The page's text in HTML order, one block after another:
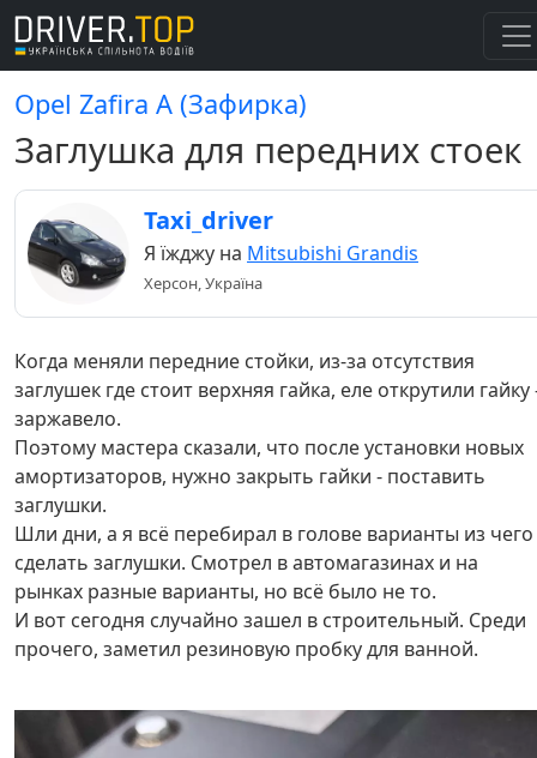
Opel Zafira A (Зафирка)
Заглушка для передних стоек
Taxi_driver
Я їжджу на Mitsubishi Grandis
Херсон, Україна
Когда меняли передние стойки, из-за отсутствия
заглушек где стоит верхняя гайка, еле открутили гайку
заржавело.
Поэтому мастера сказали, что после установки новых
амортизаторов, нужно закрыть гайки - поставить
заглушки.
Шли дни, а я всё перебирал в голове варианты из чего
сделать заглушки. Смотрел в автомагазинах и на
рынках разные варианты, но всё было не то.
И вот сегодня случайно зашел в строительный. Среди
прочего, заметил резиновую пробку для ванной.